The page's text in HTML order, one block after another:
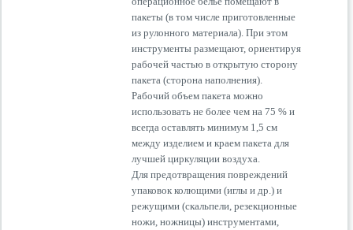
пакеты (в том числе приготовленные
из рулонного материала). При этом
инструменты размещают, ориентируя
рабочей частью в открытую сторону
пакета (сторона наполнения).
Рабочий объем пакета можно
использовать не более чем на 75 % и
всегда оставлять минимум 1,5 см
между изделием и краем пакета для
лучшей циркуляции воздуха.
Для предотвращения повреждений
упаковок колющими (иглы и др.) и
режущими (скальпели, резекционные
ножи, ножницы) инструментами,